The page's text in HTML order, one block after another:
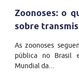
Zoonoses: o
sobre
As zoonoses
pública no Brasil
Mundial da...